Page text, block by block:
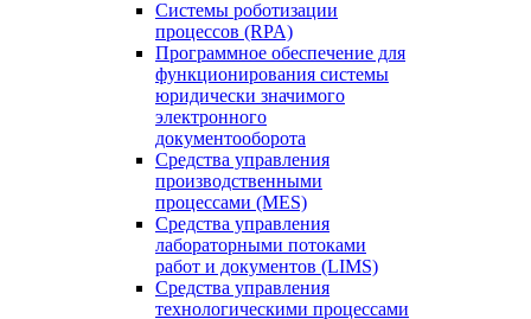
Системы роботизации
процессов (RPA)
Программное обеспечение для
функционирования системы
юридически значимого
электронного
документооборота
Средства управления
производственными
процессами (MES)
Средства управления
лабораторными потоками
работ и документов (LIMS)
Средства управления
технологическими процессами